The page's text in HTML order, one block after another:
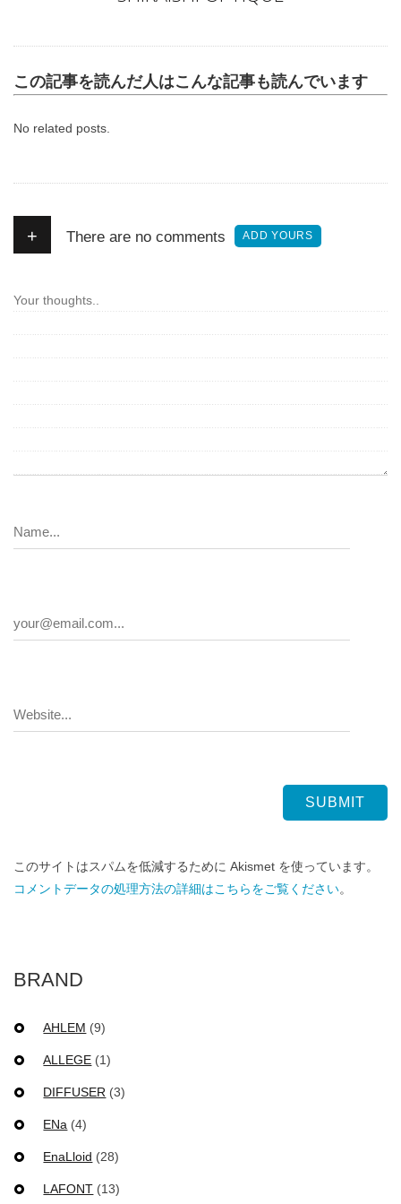
この記事を読んだ人はこんな記事も読んでいます
No related posts.
+ There are no comments ADD YOURS
このサイトはスパムを低減するために Akismet を使っています。
コメントデータの処理方法の詳細はこちらをご覧ください。
BRAND
AHLEM (9)
ALLEGE (1)
DIFFUSER (3)
ENa (4)
EnaLloid (28)
LAFONT (13)